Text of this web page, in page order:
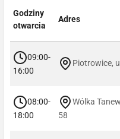
Godziny
otwarcia
Adres
09:00-
16:00
Piotrowice,
08:00-
18:00
Wólka
58